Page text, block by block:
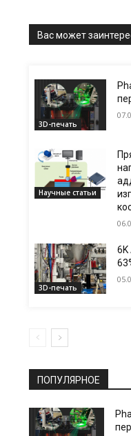
Вас может
3D-печать
Научные статьи
3D-печать
6K
ПОПУЛЯРНОЕ